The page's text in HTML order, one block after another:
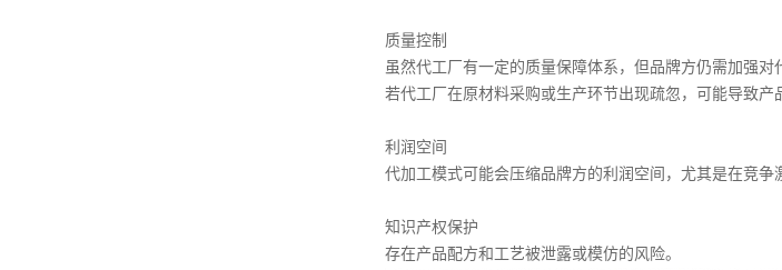
质量控制
虽然代工厂有一定的质量保障体系，但品牌方仍需加强
若代工厂在原材料采购或生产环节出现疏忽，可能导致产
利润空间
代加工模式可能会压缩品牌方的利润空间，尤其是在竞争
知识产权保护
存在产品配方和工艺被泄露或模仿的风险。